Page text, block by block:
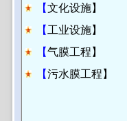
【文化设施】
【 工业设施】
【气膜工程】
【污水膜工程】